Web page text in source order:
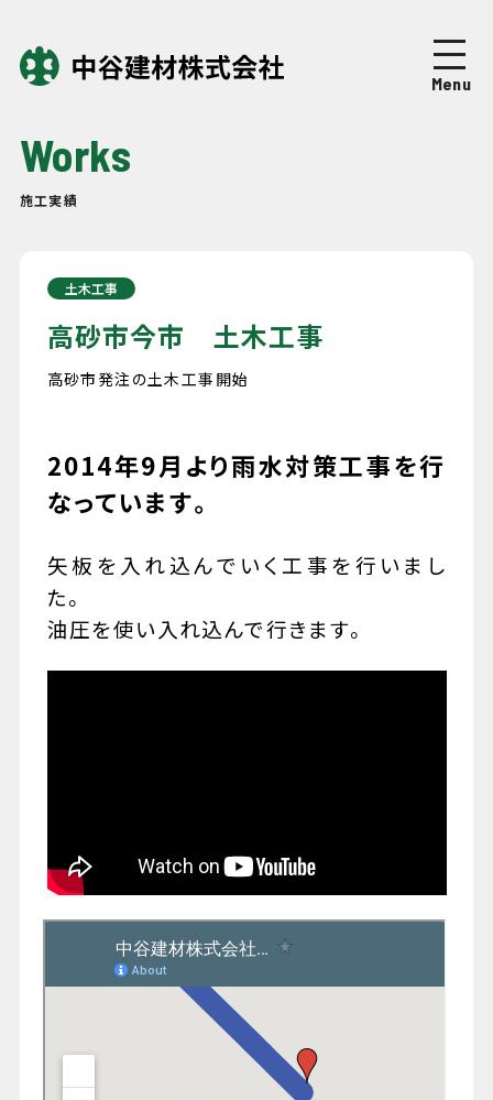
Menu
Business
Company 企業情報
News
Recruit採用情報
079-447-4112
Works
施工実績
土木工事
高砂市今市 土木工事
高砂市発注の土木工事開始
2014年9月より雨水対策工事を行
なっています。
矢板を入れ込んでいく工事を行いまし
た。
油圧を使い入れ込んで行きます。